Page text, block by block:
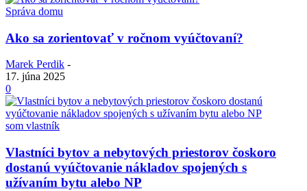
Správa domu
Ako sa zorientovať v ročnom vyúčtovaní?
Marek Perdik -
17. júna 2025
0
som vlastník
Vlastníci bytov a nebytových priestorov čoskoro
dostanú vyúčtovanie nákladov spojených s
užívaním bytu alebo NP